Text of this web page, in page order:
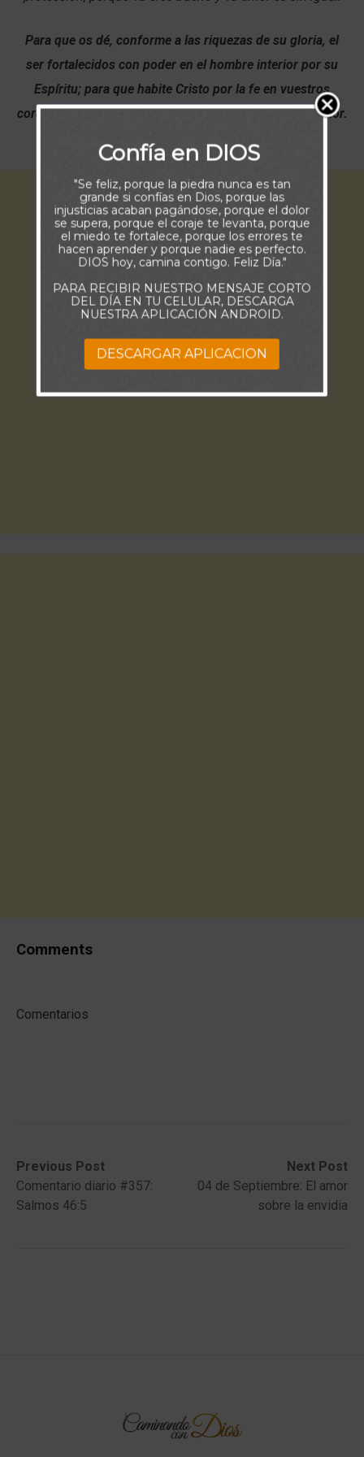
Para que os dé, conforme a las riquezas de su gloria, el
ser fortalecidos con poder en el hombre interior por su
Espíritu; para que habite Cristo por la fe en vuestros
corazones, a fin de que, arraigados y cimentados en amor.
Comments
Comentarios
Post
navigation
Previous Post
Previous
post:Comentario diario #357:
Salmos 46:5
Next Post
Next
post:
04 de Septiembre: El amor
sobre la envidia
Confía en DIOS
"Se feliz, porque la piedra nunca es tan
grande si confías en Dios, porque las
injusticias acaban pagándose, porque el dolor
se supera, porque el coraje te levanta, porque
el miedo te fortalece, porque los errores te
hacen aprender y porque nadie es perfecto.
DIOS hoy, camina contigo. Feliz Día."
PARA RECIBIR NUESTRO MENSAJE CORTO
DEL DÍA EN TU CELULAR, DESCARGA
NUESTRA APLICACIÓN ANDROID.
DESCARGAR APLICACION